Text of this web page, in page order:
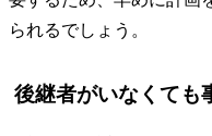
られるでしょう。
後継者がいなくても